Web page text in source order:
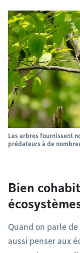
Les arbres fournissent
prédateurs à de
Bien
Quand on parle
aussi penser aux